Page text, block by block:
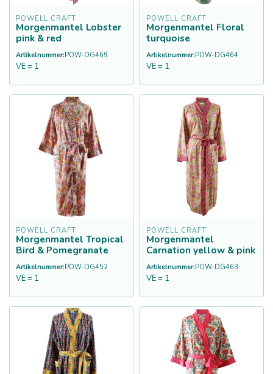
POWELL CRAFT
Morgenmantel Lobster
pink & red
Artikelnummer:POW-DG469
VE = 1
POWELL CRAFT
Morgenmantel Floral
turquoise
Artikelnummer:POW-DG464
VE = 1
POWELL CRAFT
Morgenmantel Tropical
Bird & Pomegranate
Artikelnummer:POW-DG452
VE = 1
POWELL CRAFT
Morgenmantel
Carnation yellow & pink
Artikelnummer:POW-DG463
VE = 1